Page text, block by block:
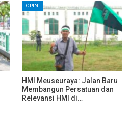
OPINI
HMI Meuseuraya: Jalan Baru
Membangun Persatuan dan
Relevansi HMI di…